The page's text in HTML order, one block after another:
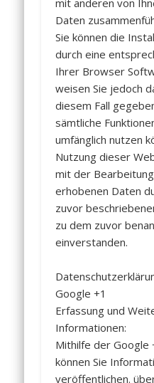
mit anderen von
Daten
Sie können die
durch eine
Ihrer Browser
weisen Sie jedoch
diesem Fall
sämtliche
umfänglich nutzen
Nutzung dieser
mit der
erhobenen Daten
zuvor
zu dem zuvor
einverstanden.
Google +1
Erfassung und
Informationen:
Mithilfe der Google
können Sie
veröffentlichen.